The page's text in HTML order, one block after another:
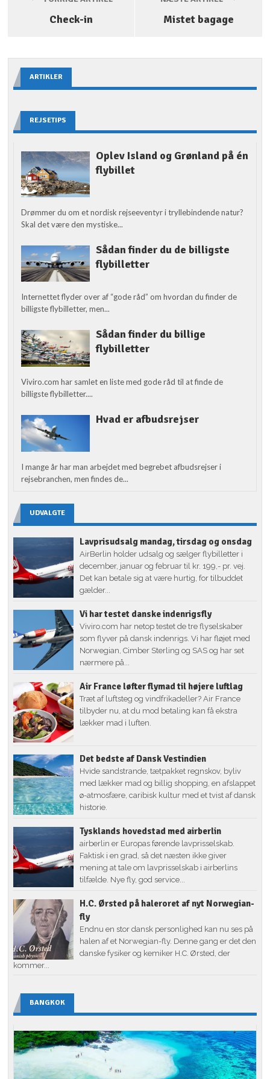
Check-in Mistet bagage
ARTIKLER
REJSETIPS
Oplev Island og Grønland på én
flybillet
Drømmer du om et nordisk rejseeventyr i tryllebindende natur?
Skal det være den mystiske...
Sådan finder du de billigste
flybilletter
Internettet flyder over af “gode råd” om hvordan du finder de
billigste flybilletter, men...
Sådan finder du billige
flybilletter
Viviro.com har samlet en liste med gode råd til at finde de
billigste flybilletter....
Hvad er afbudsrejser
I mange år har man arbejdet med begrebet afbudsrejser i
rejsebranchen, men findes de...
UDVALGTE
Lavprisudsalg mandag, tirsdag og onsdag
AirBerlin holder udsalg og sælger flybilletter i
december, januar og februar til kr. 199,- pr. vej.
Det kan betale sig at være hurtig, for tilbuddet
gælder...
Vi har testet danske indenrigsfly
Viviro.com har netop testet de tre flyselskaber
som flyver på dansk indenrigs. Vi har fløjet med
Norwegian, Cimber Sterling og SAS og har set
nærmere på...
Air France løfter flymad til højere luftlag
Træt af luftsteg og vindfrikadeller? Air France
tilbyder nu, at du mod betaling kan få ekstra
lækker mad i luften.
Det bedste af Dansk Vestindien
Hvide sandstrande, tætpakket regnskov, byliv
med lækker mad og billig shopping, en afslappet
ø-atmosfære, caribisk kultur med et tvist af dansk
historie.
Tysklands hovedstad med airberlin
airberlin er Europas førende lavprisselskab.
Faktisk i en grad, så det næsten ikke giver
mening at tale om lavprisselskab i airberlins
tilfælde. Nye fly, god service...
H.C. Ørsted på haleroret af nyt Norwegian-
fly
Endnu en stor dansk personlighed kan nu ses på
halen af et Norwegian-fly. Denne gang er det den
danske fysiker og kemiker H.C. Ørsted, der
kommer...
BANGKOK